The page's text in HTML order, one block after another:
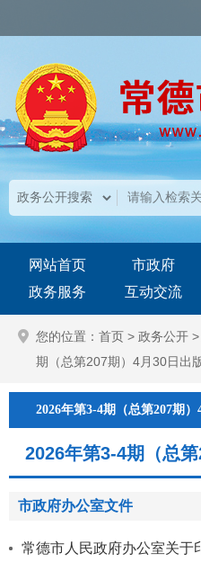
网站首页 市政府
政务服务
互动交流
您的位置： 首页 > 政务公开 >
期（总第207期）4月30日出
2026年第3-4期（总第207期）
2026年第3-4期（总
市政府办公室文件